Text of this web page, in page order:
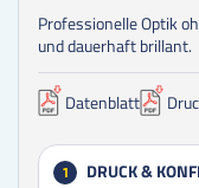
Professionelle Optik
und dauerhaft brillant.
Datenblatt
1 DRUCK &